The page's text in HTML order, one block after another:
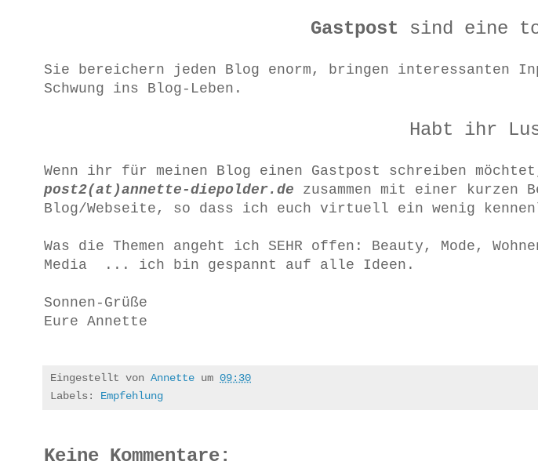
Gastpost sind eine
Sie bereichern jeden Blog enorm, bringen interessanten
Schwung ins Blog-Leben.
Habt ihr
Wenn ihr für meinen Blog einen Gastpost schreiben
post2(at)annette-diepolder.de zusammen mit einer kurzen
Blog/Webseite, so dass ich euch virtuell ein wenig
Was die Themen angeht ich SEHR offen: Beauty, Mode,
Media ... ich bin gespannt auf alle Ideen.
Sonnen-Grüße
Eure Annette
Eingestellt von Annette um 09:30
Labels: Empfehlung
Keine Kommentare: